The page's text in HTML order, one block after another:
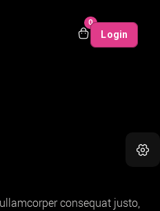
0
Login
consequat justo,